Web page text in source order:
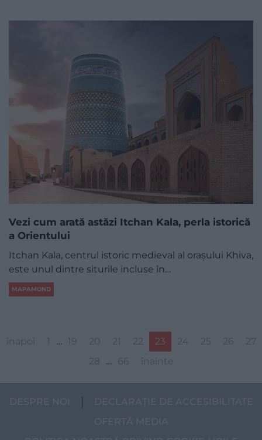
Vezi cum arată astăzi Itchan Kala, perla istorică
a Orientului
Itchan Kala, centrul istoric medieval al orașului Khiva,
este unul dintre siturile incluse în…
MAPAMOND
înapoi … 19 20 21 22 23 24 25 26
27
28
… 66 înainte